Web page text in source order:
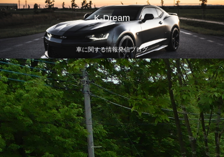
K-Dream
車に関する情報発信ブログ